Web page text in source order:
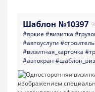
Шаблон №10397
#яркие #визитка
#автоуслуги #строитель
#визитная_карточка
#автокран